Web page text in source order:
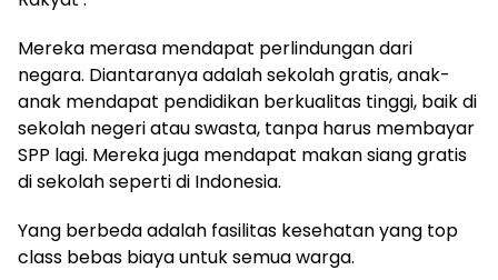
Mereka merasa mendapat perlindungan dari
negara. Diantaranya adalah sekolah gratis, anak-
anak mendapat pendidikan berkualitas tinggi, baik di
sekolah negeri atau swasta, tanpa harus membayar
SPP lagi. Mereka juga mendapat makan siang gratis
di sekolah seperti di Indonesia.
Yang berbeda adalah fasilitas kesehatan yang top
class bebas biaya untuk semua warga.